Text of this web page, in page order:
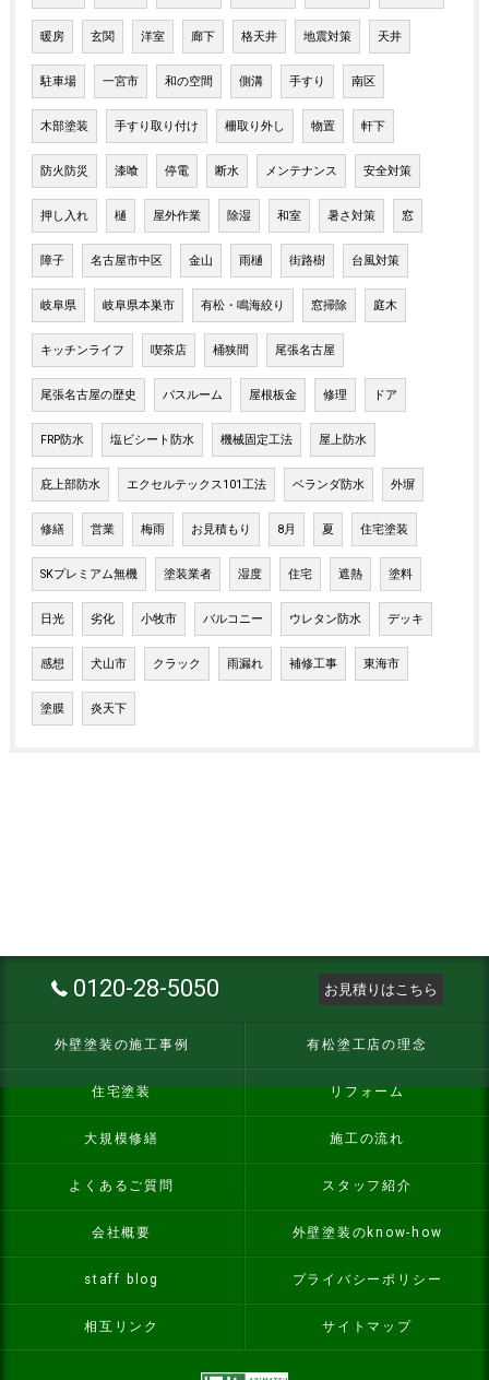
暖房 玄関 洋室 廊下 格天井 地震対策 天井
駐車場 一宮市 和の空間 側溝 手すり 南区
木部塗装 手すり取り付け 柵取り外し 物置 軒下
防火防災 漆喰 停電 断水 メンテナンス 安全対策
押し入れ 樋 屋外作業 除湿 和室 暑さ対策 窓
障子 名古屋市中区 金山 雨樋 街路樹 台風対策
岐阜県 岐阜県本巣市 有松・鳴海絞り 窓掃除 庭木
キッチンライフ 喫茶店 桶狭間 尾張名古屋
尾張名古屋の歴史 バスルーム 屋根板金 修理 ドア
FRP防水 塩ビシート防水 機械固定工法 屋上防水
庇上部防水 エクセルテックス101工法 ベランダ防水 外塀
修繕 営業 梅雨 お見積もり 8月 夏 住宅塗装
SKプレミアム無機 塗装業者 湿度 住宅 遮熱 塗料
日光 劣化 小牧市 バルコニー ウレタン防水 デッキ
感想 犬山市 クラック 雨漏れ 補修工事 東海市
塗膜 炎天下
0120-28-5050 お見積りはこちら
外壁塗装の施工事例 有松塗工店の理念
住宅塗装 リフォーム
大規模修繕 施工の流れ
よくあるご質問 スタッフ紹介
会社概要 外壁塗装のknow-how
staff blog プライバシーポリシー
相互リンク サイトマップ